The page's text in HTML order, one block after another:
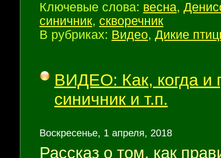
Ключевые слова: весна,
синичник, скворечник
В рубриках: Видео, Дикие
ВИДЕО: Как, когда и
синичник и т.п.
Воскресенье, 1 апреля, 2018
Рассказ о том, как